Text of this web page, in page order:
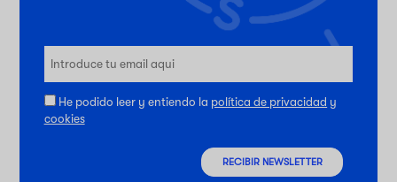
He podido leer y entiendo la política de privacidad y
cookies
RECIBIR NEWSLETTER